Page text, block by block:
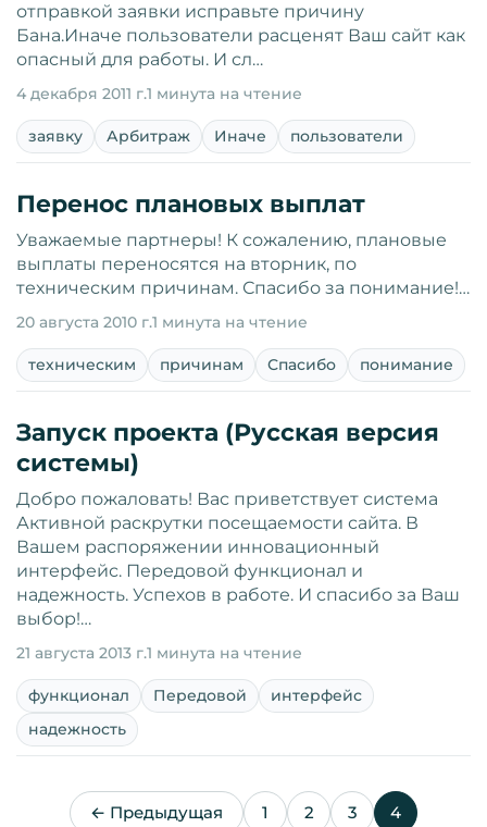
отправкой заявки исправьте причину
Бана.Иначе пользователи расценят Ваш сайт как
опасный для работы. И сл…
4 декабря 2011 г.1 минута на чтение
заявку Арбитраж Иначе пользователи
Перенос плановых выплат
Уважаемые партнеры! К сожалению, плановые
выплаты переносятся на вторник, по
техническим причинам. Спасибо за понимание!…
20 августа 2010 г.1 минута на чтение
техническим причинам Спасибо понимание
Запуск проекта (Русская версия
системы)
Добро пожаловать! Вас приветствует система
Активной раскрутки посещаемости сайта. В
Вашем распоряжении инновационный
интерфейс. Передовой функционал и
надежность. Успехов в работе. И спасибо за Ваш
выбор!…
21 августа 2013 г.1 минута на чтение
функционал Передовой
интерфейс
надежность
← Предыдущая 1 2 3 4